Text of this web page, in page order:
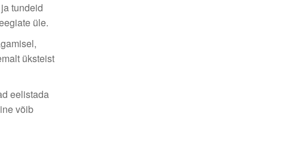
tundeid
üle.
üksteist
eelistada
võib